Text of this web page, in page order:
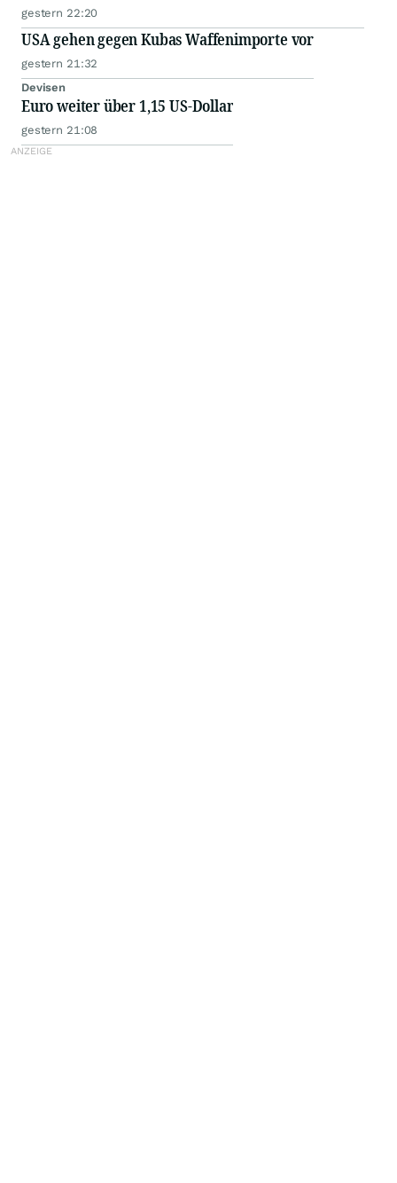
gestern 22:20
USA gehen gegen Kubas Waffenimporte vor
gestern 21:32
Devisen
Euro weiter über 1,15 US-Dollar
gestern 21:08